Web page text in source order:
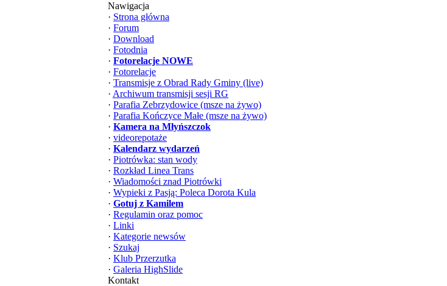
Nawigacja
· Strona główna
· Forum
· Download
· Fotodnia
· Fotorelacje NOWE
· Fotorelacje
· Transmisje z Obrad Rady Gminy (live)
· Archiwum transmisji sesji RG
· Parafia Zebrzydowice (msze na żywo)
· Parafia Kończyce Małe (msze na żywo)
· Kamera na Młyńszczok
· videorepotaże
· Kalendarz wydarzeń
· Piotrówka: stan wody
· Rozkład Linea Trans
· Wiadomości znad Piotrówki
· Wypieki z Pasją: Poleca Dorota Kula
· Gotuj z Kamilem
· Regulamin oraz pomoc
· Linki
· Kategorie newsów
· Szukaj
· Klub Przerzutka
· Galeria HighSlide
Kontakt